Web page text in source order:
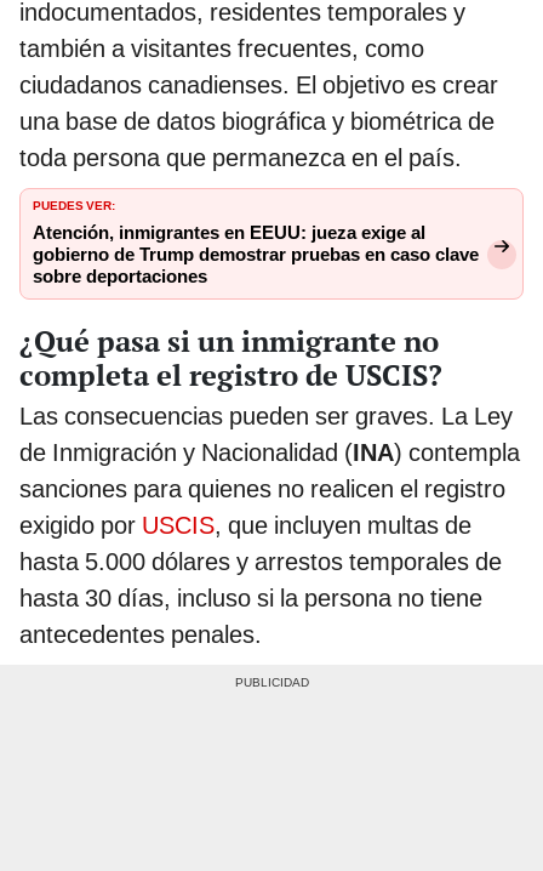
indocumentados, residentes temporales y
también a visitantes frecuentes, como
ciudadanos canadienses. El objetivo es crear
una base de datos biográfica y biométrica de
toda persona que permanezca en el país.
PUEDES VER:
Atención, inmigrantes en EEUU: jueza exige al
gobierno de Trump demostrar pruebas en caso clave
sobre deportaciones
¿Qué pasa si un inmigrante no
completa el registro de USCIS?
Las consecuencias pueden ser graves. La Ley
de Inmigración y Nacionalidad (INA) contempla
sanciones para quienes no realicen el registro
exigido por USCIS, que incluyen multas de
hasta 5.000 dólares y arrestos temporales de
hasta 30 días, incluso si la persona no tiene
antecedentes penales.